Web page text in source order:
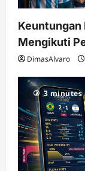
Keuntungan
Mengikuti
DimasAlvaro
3 minutes